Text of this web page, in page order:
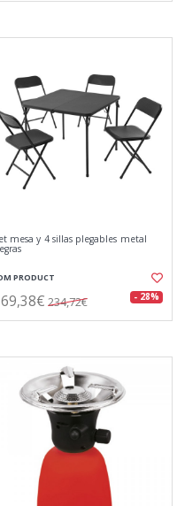
mesa y 4 sillas plegables metal
PRODUCT
234,72€ - 28%